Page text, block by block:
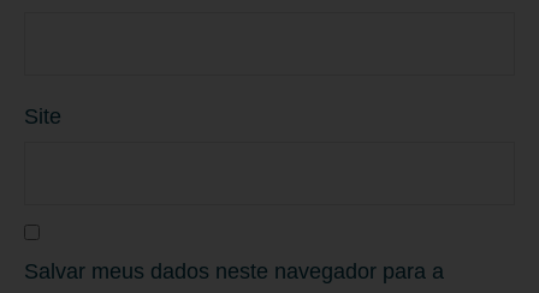
Site
Salvar meus dados neste navegador para a